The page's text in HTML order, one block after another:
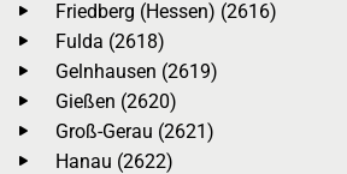
Friedberg (Hessen) (2616)
Fulda (2618)
Gelnhausen (2619)
Gießen (2620)
Groß-Gerau (2621)
Hanau (2622)